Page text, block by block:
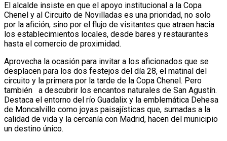
El alcalde insiste en que el apoyo institucional a la Copa
Chenel y al Circuito de Novilladas es una prioridad, no solo
por la afición, sino por el flujo de visitantes que atraen hacia
los establecimientos locales, desde bares y restaurantes
hasta el comercio de proximidad.
Aprovecha la ocasión para invitar a los aficionados que se
desplacen para los dos festejos del día 28, el matinal del
circuito y la primera por la tarde de la Copa Chenel. Pero
también a descubrir los encantos naturales de San Agustín.
Destaca el entorno del río Guadalix y la emblemática Dehesa
de Moncalvillo como joyas paisajísticas que, sumadas a la
calidad de vida y la cercanía con Madrid, hacen del municipio
un destino único.